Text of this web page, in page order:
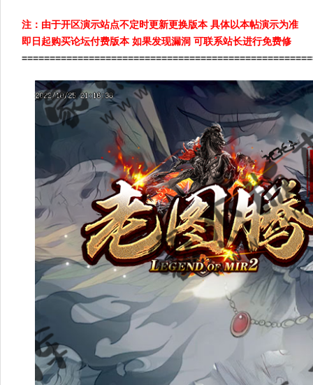
注：由于开区演示站点不定时更新更换版本 具体以本帖演示为准
即日起购买论坛付费版本 如果发现漏洞 可联系站长进行免费修